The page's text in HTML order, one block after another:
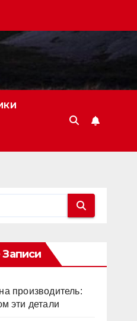
производитель:
эти детали